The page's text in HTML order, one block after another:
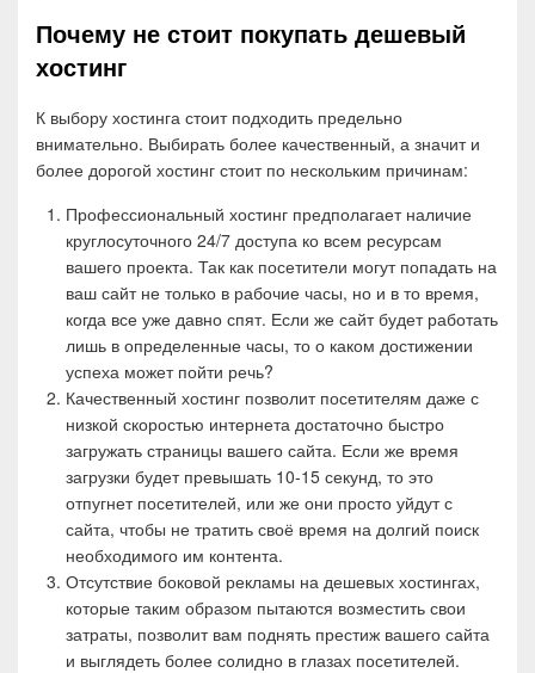
Почему не стоит покупать дешевый
хостинг
К выбору хостинга стоит подходить предельно
внимательно. Выбирать более качественный, а значит и
более дорогой хостинг стоит по нескольким причинам:
Профессиональный хостинг предполагает наличие
круглосуточного 24/7 доступа ко всем ресурсам
вашего проекта. Так как посетители могут попадать на
ваш сайт не только в рабочие часы, но и в то время,
когда все уже давно спят. Если же сайт будет работать
лишь в определенные часы, то о каком достижении
успеха может пойти речь?
Качественный хостинг позволит посетителям даже с
низкой скоростью интернета достаточно быстро
загружать страницы вашего сайта. Если же время
загрузки будет превышать 10-15 секунд, то это
отпугнет посетителей, или же они просто уйдут с
сайта, чтобы не тратить своё время на долгий поиск
необходимого им контента.
Отсутствие боковой рекламы на дешевых хостингах,
которые таким образом пытаются возместить свои
затраты, позволит вам поднять престиж вашего сайта
и выглядеть более солидно в глазах посетителей.